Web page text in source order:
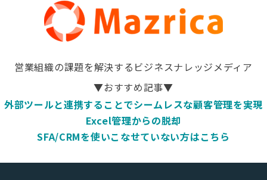
営業組織の課題を解決するビジネスナレッジメディア
▼おすすめ記事▼
外部ツールと連携することでシームレスな顧客管理を実現
Excel管理からの脱却
SFA/CRMを使いこなせていない方はこちら